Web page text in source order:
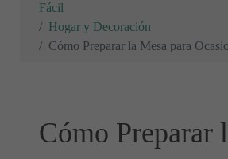
Fácil
Hogar y Decoración
Cómo Preparar la Mesa para
Cómo Preparar